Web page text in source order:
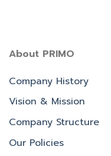
About PRIMO
Company History
Vision & Mission
Company Structure
Our Policies